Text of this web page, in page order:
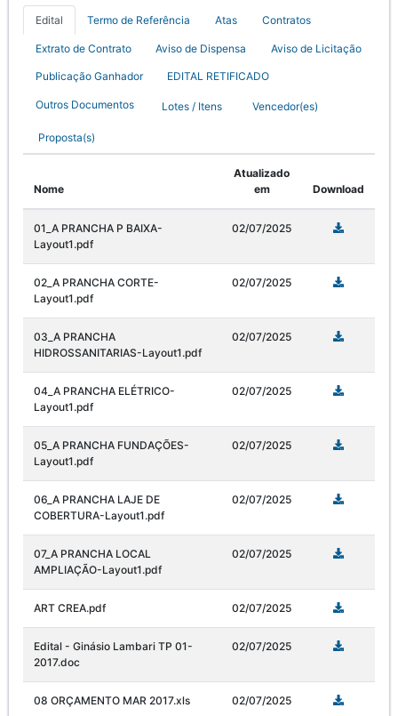
Edital Termo de Referência Atas Contratos
Extrato de Contrato Aviso de Dispensa Aviso de Licitação
Publicação Ganhador EDITAL RETIFICADO
Outros Documentos Lotes / Itens Vencedor(es)
Proposta(s)
Nome
Atualizado
em
Download
01_A PRANCHA P BAIXA-
Layout1.pdf
02/07/2025
02_A PRANCHA CORTE-
Layout1.pdf
02/07/2025
03_A PRANCHA
HIDROSSANITARIAS-Layout1.pdf
02/07/2025
04_A PRANCHA ELÉTRICO-
Layout1.pdf
02/07/2025
05_A PRANCHA FUNDAÇÕES-
Layout1.pdf
02/07/2025
06_A PRANCHA LAJE DE
COBERTURA-Layout1.pdf
02/07/2025
07_A PRANCHA LOCAL
AMPLIAÇÃO-Layout1.pdf
02/07/2025
ART CREA.pdf 02/07/2025
Edital - Ginásio Lambari TP 01-
2017.doc
02/07/2025
08 ORÇAMENTO MAR 2017.xls 02/07/2025